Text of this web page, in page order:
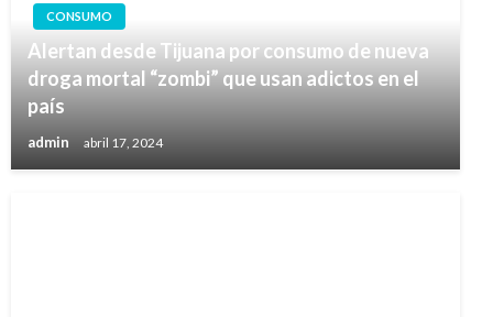
CONSUMO
Alertan desde Tijuana por consumo de nueva
droga mortal “zombi” que usan adictos en el
país
admin abril 17, 2024